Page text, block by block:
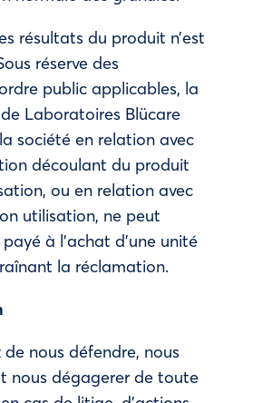
résultats du produit n’est
réserve des
public applicables, la
Laboratoires Blücare
société en relation avec
découlant du produit
ou en relation avec
utilisation, ne peut
à l’achat d’une unité
la réclamation.
nous défendre, nous
nous dégagerer de toute